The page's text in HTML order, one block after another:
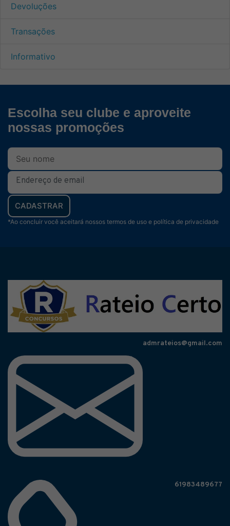
Devoluções
Transações
Informativo
Escolha seu clube e aproveite
nossas promoções
CADASTRAR
*Ao concluir você aceitará nossos termos de uso e política de privacidade
admrateios@gmail.com
61983489677